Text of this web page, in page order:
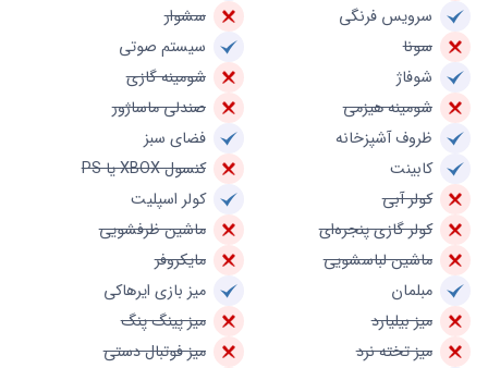
سرویس فرنگی
سشوار
سونا
سیستم صوتی
شوفاژ
شومینه گازی
شومینه هیزمی
صندلی ماساژور
ظروف آشپزخانه
فضای سبز
کابینت
کنسول XBOX یا PS
کولر آبی
کولر اسپلیت
کولر گازی پنجره‌ای
ماشین ظرفشویی
ماشین لباسشویی
مایکروفر
مبلمان
میز بازی ایرهاکی
میز بیلیارد
میز پینگ پنگ
میز تخته نرد
میز فوتبال دستی